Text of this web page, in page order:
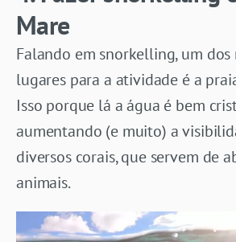
Mare
Falando em snorkelling, um dos
lugares para a atividade é a
Isso porque lá a água é bem
aumentando (e muito) a
diversos corais, que servem de
animais.